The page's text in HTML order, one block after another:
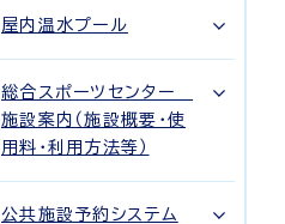
屋内温水プール
総合スポーツセンター
施設案内（施設概要・使
用料・利用方法等）
公共施設予約システム